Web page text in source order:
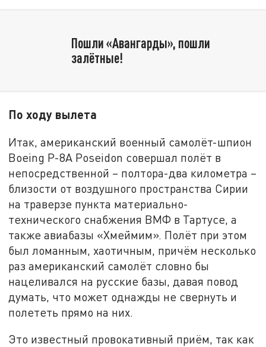
Пошли «Авангарды», пошли
залётные!
По ходу вылета
Итак, американский военный самолёт-шпион
Boeing P-8A Poseidon совершал полёт в
непосредственной – полтора-два километра –
близости от воздушного пространства Сирии
на траверзе пункта материально-
технического снабжения ВМФ в Тартусе, а
также авиабазы «Хмеймим». Полёт при этом
был ломанным, хаотичным, причём несколько
раз американский самолёт словно бы
нацеливался на русские базы, давая повод
думать, что может однажды не свернуть и
полететь прямо на них.
Это известный провокативный приём, так как